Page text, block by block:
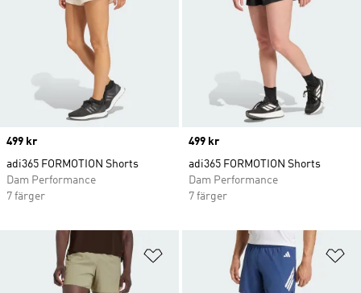
Price
499 kr
adi365 FORMOTION Shorts
Dam Performance
7 färger
Price
499 kr
adi365 FORMOTION Shorts
Dam Performance
7 färger
Lägg till på önskelistan